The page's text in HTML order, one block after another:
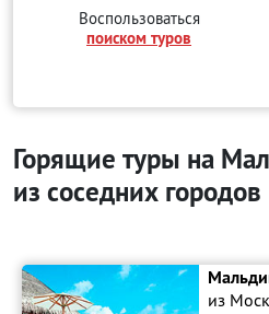
Воспользоваться
поиском туров
Горящие туры на
из соседних городов
из